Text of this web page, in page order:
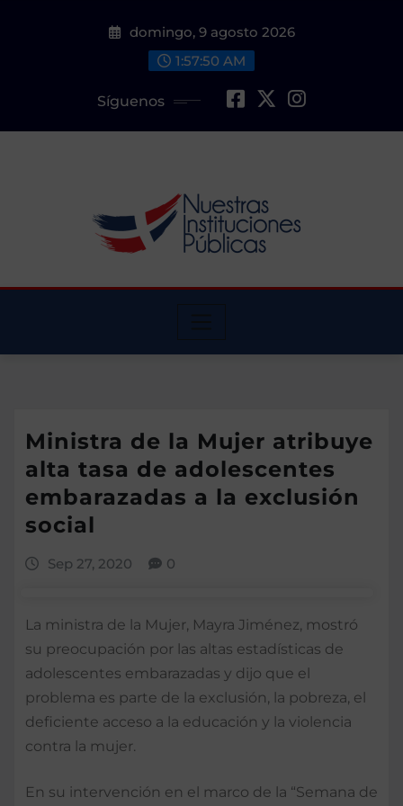
domingo, 9 agosto 2026
1:57:51 AM
Síguenos
Ministra de la Mujer atribuye
alta tasa de adolescentes
embarazadas a la exclusión
social
Sep 27, 2020 0
La ministra de la Mujer, Mayra Jiménez, mostró
su preocupación por las altas estadísticas de
adolescentes embarazadas y dijo que el
problema es parte de la exclusión, la pobreza, el
deficiente acceso a la educación y la violencia
contra la mujer.
En su intervención en el marco de la “Semana de